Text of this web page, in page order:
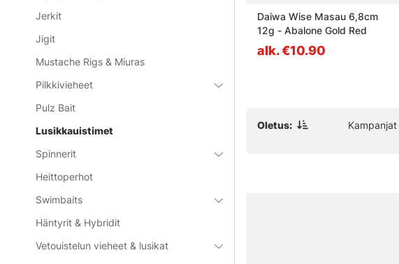
Jerkit
Jigit
Mustache Rigs & Miuras
Pilkkivieheet
Pulz Bait
Lusikkauistimet
Spinnerit
Heittoperhot
Swimbaits
Häntyrit & Hybridit
Vetouistelun vieheet & lusikat
4Pack
Daiwa Wise Masau 6,8cm
12g - Abalone Gold Red
alk. €10.90
Oletus: Kampanjat